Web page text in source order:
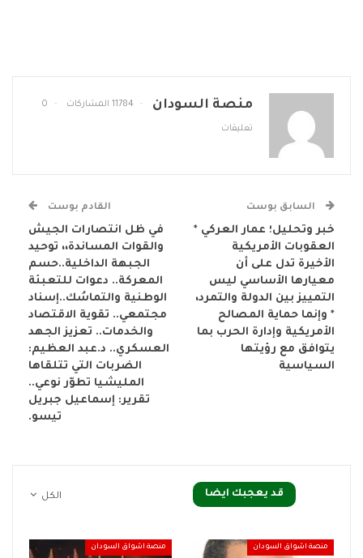
منصة السودان 11784 المشاركات 0
تعليقات
السابق بوست
خبر وتحليل؛ عمار العركي *
العقوبات الأمريكية
الأخيرة تدل على أن
معيارها الأساسي ليس
التمييز بين الدولة والتمرد،
* وإنما حماية المصالح
الأمريكية وإدارة الحرب بما
يتوافق مع رؤيتها
السياسية
القادم بوست
في ظل انتصارات الجيش
والقوات المساندة،، توحيد
الجبهة الداخلية..حسم
المعركة.. دعوات للتعبئة
الوطنية والتماسُك..إسناد
مجتمعي.. تقوية الاقتصاد
والخدمات.. تعزيز الجهد
العسكري.. د.عبد العظيم:
الضربات التي تتلقاها
المليشيا تطوّر نوعي..
تقرير: إسماعيل جبريل
تيسو.
الكل قد يعجبك ايضا
منصة اشواق السودان منصة اشواق السودان